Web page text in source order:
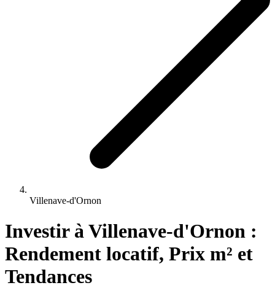
Villenave-d'Ornon
Investir à Villenave-d'Ornon :
Rendement locatif, Prix m² et
Tendances